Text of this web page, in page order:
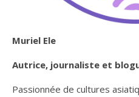
Muriel Ele
Autrice, journaliste et
Passionnée de cultures